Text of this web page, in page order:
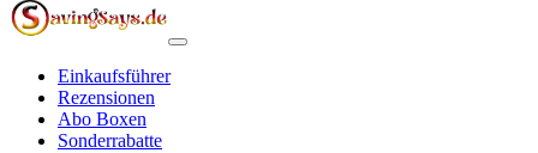
Einkaufsführer
Rezensionen
Abo Boxen
Sonderrabatte